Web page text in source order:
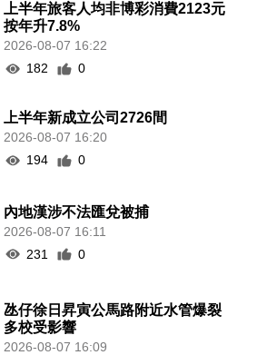
上半年旅客人均非博彩消費2123元
按年升7.8%
2026-08-07 16:22
182
0
上半年新成立公司2726間
2026-08-07 16:20
194
0
內地漢涉不法匯兌被捕
2026-08-07 16:11
231
0
氹仔徐日昇寅公馬路附近水管爆裂
多校受影響
2026-08-07 16:09